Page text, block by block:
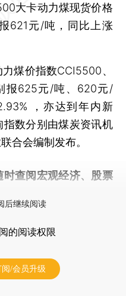
大卡动力煤现货价格
621元/吨，同比上涨
煤价指数CCI5500、
报625元/吨、620元/
，亦达到年内新
数分别由煤炭资讯机
合会编制发布。
时查阅宏观经济、股票
后继续阅读
的阅读权限
阅/会员升级